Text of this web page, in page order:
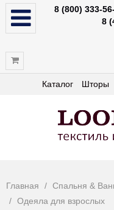
8 (800) 333-
8
Каталог Шторы
Главная Спальня &
Одеяла для взрослых